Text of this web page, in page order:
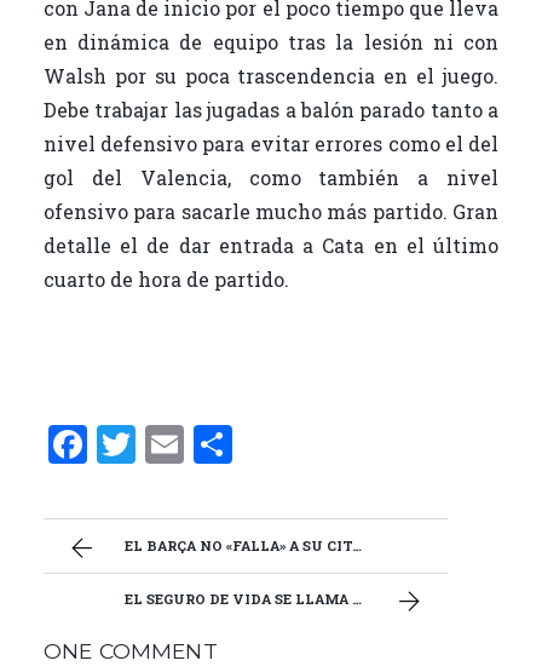
con Jana de inicio por el poco tiempo que lleva
en dinámica de equipo tras la lesión ni con
Walsh por su poca trascendencia en el juego.
Debe trabajar las jugadas a balón parado tanto a
nivel defensivo para evitar errores como el del
gol del Valencia, como también a nivel
ofensivo para sacarle mucho más partido. Gran
detalle el de dar entrada a Cata en el último
cuarto de hora de partido.
F
ce
b
o
T
it
te
r
E
ai
l
C
m
p
ar
EL BARÇA NO «FALLA» A SU CITA CON LA VICTORIA
EL SEGURO DE VIDA SE LLAMA TER STEGEN
ONE COMMENT